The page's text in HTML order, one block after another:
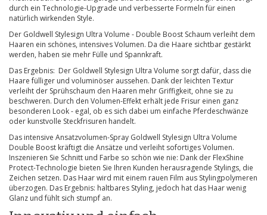
durch ein Technologie-Upgrade und verbesserte Formeln für einen
natürlich wirkenden Style.
Der Goldwell Stylesign Ultra Volume - Double Boost Schaum verleiht dem
Haaren ein schönes, intensives Volumen. Da die Haare sichtbar gestärkt
werden, haben sie mehr Fülle und Spannkraft.
Das Ergebnis: Der Goldwell Stylesign Ultra Volume sorgt dafür, dass die
Haare fülliger und voluminöser aussehen. Dank der leichten Textur
verleiht der Sprühschaum den Haaren mehr Griffigkeit, ohne sie zu
beschweren. Durch den Volumen-Effekt erhält jede Frisur einen ganz
besonderen Look - egal, ob es sich dabei um einfache Pferdeschwänze
oder kunstvolle Steckfrisuren handelt.
Das intensive Ansatzvolumen-Spray Goldwell Stylesign Ultra Volume
Double Boost kräftigt die Ansätze und verleiht sofortiges Volumen.
Inszenieren Sie Schnitt und Farbe so schön wie nie: Dank der FlexShine
Protect-Technologie bieten Sie Ihren Kunden herausragende Stylings, die
Zeichen setzen. Das Haar wird mit einem rauen Film aus Stylingpolymeren
überzogen. Das Ergebnis: haltbares Styling, jedoch hat das Haar wenig
Glanz und fühlt sich stumpf an.